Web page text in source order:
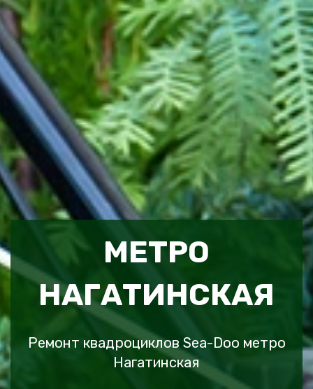
МЕТРО
НАГАТИНСКАЯ
Ремонт квадроциклов Sea-Doo метро
Нагатинская